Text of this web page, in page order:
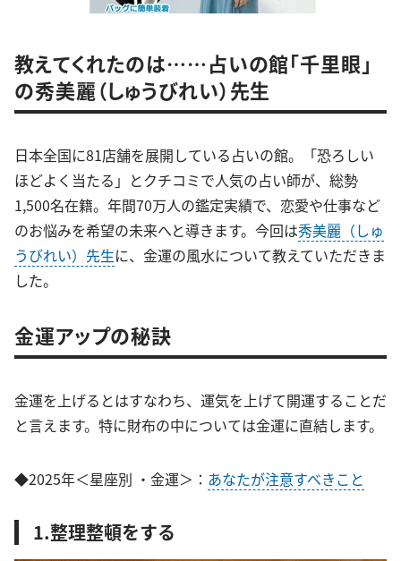
教えてくれたのは……占いの館「千里眼」
の秀美麗（しゅうびれい）先生
日本全国に81店舗を展開している占いの館。「恐ろしい
ほどよく当たる」とクチコミで人気の占い師が、総勢
1,500名在籍。年間70万人の鑑定実績で、恋愛や仕事など
のお悩みを希望の未来へと導きます。今回は秀美麗（しゅ
うびれい）先生に、金運の風水について教えていただきま
した。
金運アップの秘訣
金運を上げるとはすなわち、運気を上げて開運することだ
と言えます。特に財布の中については金運に直結します。
◆2025年＜星座別 ・金運＞： あなたが注意すべきこと
1.整理整頓をする